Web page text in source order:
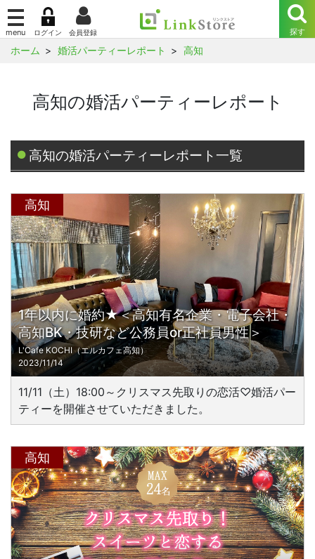
ホーム 婚活パーティーレポート 高知
高知の婚活パーティーレポート
高知の婚活パーティーレポート一覧
1年以内に婚約★＜高知有名企業・電子会社・
高知BK・技研など公務員or正社員男性＞
高知
L'Cafe KOCHI（エルカフェ高知）
2023/11/14
11/11（土）18:00～クリスマス先取りの恋活♡婚活パー
ティーを開催させていただきました。
高知